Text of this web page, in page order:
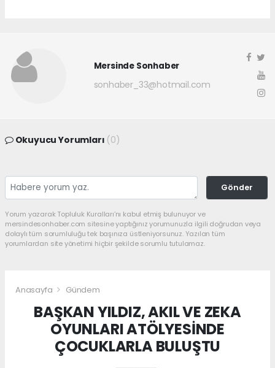
Mersinde Sonhaber
sonhaber_33@hotmail.com
Okuyucu Yorumları (0)
Gönder
Yorum yazarak Topluluk Kuralları’nı kabul etmiş bulunuyor ve
mersindesonhaber.com sitesine yaptığınız yorumunuzla ilgili doğrudan veya
dolaylı tüm sorumluluğu tek başınıza üstleniyorsunuz. Yazılan tüm
yorumlardan site yönetimi hiçbir şekilde sorumlu tutulamaz.
Anasayfa Gündem
BAŞKAN YILDIZ, AKIL VE ZEKA
OYUNLARI ATÖLYESİNDE
ÇOCUKLARLA BULUŞTU